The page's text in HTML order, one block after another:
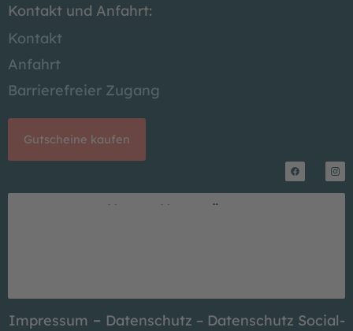
Kontakt und Anfahrt:
Kontakt
Anfahrt
Barrierefreier Zugang
Gutscheine kaufen
F
a
I
n
m
Unsere Unterstützer
Impressum – Datenschutz – Datenschutz Social-